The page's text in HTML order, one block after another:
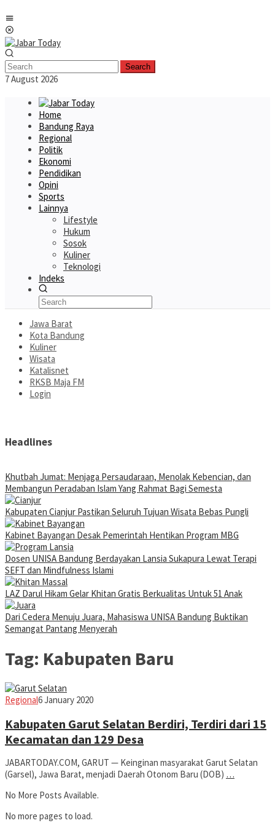
to
content
Search
7 August 2026
Home
Bandung Raya
Regional
Politik
Ekonomi
Pendidikan
Opini
Sports
Lainnya
Lifestyle
Hukum
Sosok
Kuliner
Teknologi
Indeks
Jawa Barat
Kota Bandung
Kuliner
Wisata
Katalisnet
RKSB Maja FM
Login
Headlines
Khutbah Jumat: Menjaga Persaudaraan, Menolak Kebencian, dan
Membangun Peradaban Islam Yang Rahmat Bagi Semesta
Kabupaten Cianjur Pastikan Seluruh Tujuan Wisata Bebas Pungli
Kabinet Bayangan Desak Pemerintah Hentikan Program MBG
Dosen UNISA Bandung Berdayakan Lansia Sukapura Lewat Terapi
SEFT dan Mindfulness Islami
LAZ Darul Hikam Gelar Khitan Gratis Berkualitas Untuk 51 Anak
Dari Cedera Menuju Juara, Mahasiswa UNISA Bandung Buktikan
Semangat Pantang Menyerah
Tag: Kabupaten Baru
RegionalJabar
6 January 2020
Kabupaten Garut Selatan Berdiri, Terdiri dari 15
Kecamatan dan 129 Desa
JABARTODAY.COM, GARUT — Keinginan masyarakat Garut Selatan
(Garsel), Jawa Barat, menjadi Daerah Otonom Baru (DOB) …
No More Posts Available.
No more pages to load.